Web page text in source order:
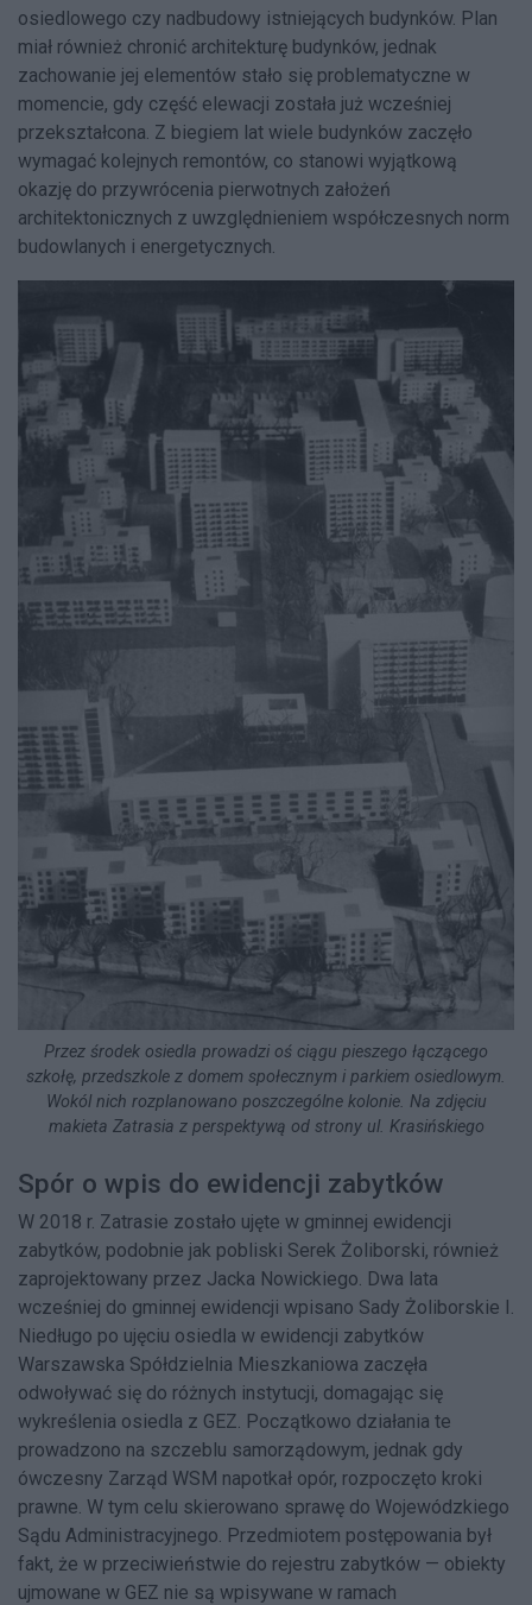
osiedlowego czy nadbudowy istniejących budynków. Plan
miał również chronić architekturę budynków, jednak
zachowanie jej elementów stało się problematyczne w
momencie, gdy część elewacji została już wcześniej
przekształcona. Z biegiem lat wiele budynków zaczęło
wymagać kolejnych remontów, co stanowi wyjątkową
okazję do przywrócenia pierwotnych założeń
architektonicznych z uwzględnieniem współczesnych norm
budowlanych i energetycznych.
Przez środek osiedla prowadzi oś ciągu pieszego łączącego
szkołę, przedszkole z domem społecznym i parkiem osiedlowym.
Wokól nich rozplanowano poszczególne kolonie. Na zdjęciu
makieta Zatrasia z perspektywą od strony ul. Krasińskiego
Spór o wpis do ewidencji zabytków
W 2018 r. Zatrasie zostało ujęte w gminnej ewidencji
zabytków, podobnie jak pobliski Serek Żoliborski, również
zaprojektowany przez Jacka Nowickiego. Dwa lata
wcześniej do gminnej ewidencji wpisano Sady Żoliborskie I.
Niedługo po ujęciu osiedla w ewidencji zabytków
Warszawska Spółdzielnia Mieszkaniowa zaczęła
odwoływać się do różnych instytucji, domagając się
wykreślenia osiedla z GEZ. Początkowo działania te
prowadzono na szczeblu samorządowym, jednak gdy
ówczesny Zarząd WSM napotkał opór, rozpoczęto kroki
prawne. W tym celu skierowano sprawę do Wojewódzkiego
Sądu Administracyjnego. Przedmiotem postępowania był
fakt, że w przeciwieństwie do rejestru zabytków — obiekty
ujmowane w GEZ nie są wpisywane w ramach